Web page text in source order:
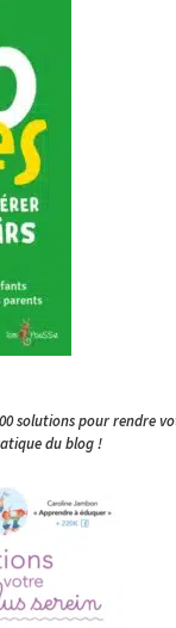
100 solutions pour rendre
du blog !